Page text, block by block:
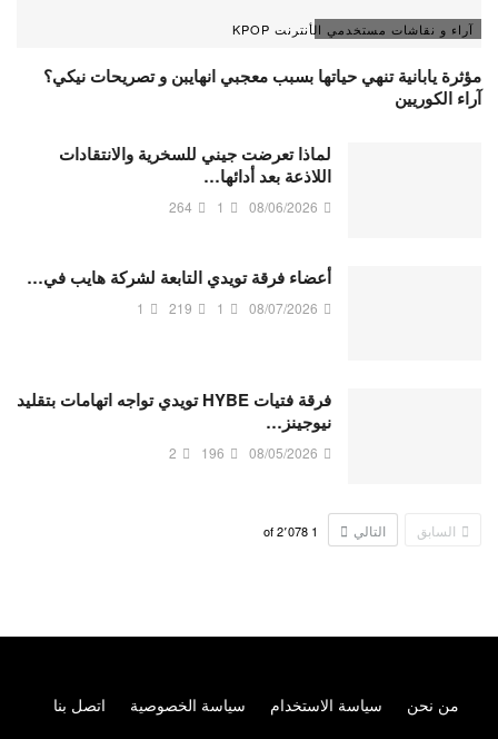
آراء و نقاشات مستخدمي الأنترنت KPOP
مؤثرة يابانية تنهي حياتها بسبب معجبي انهايبن و تصريحات نيكي؟
آراء الكوريين
لماذا تعرضت جيني للسخرية والانتقادات
اللاذعة بعد أدائها…
08/06/2026
1
264
أعضاء فرقة تويدي التابعة لشركة هايب في…
08/07/2026
1
219
1
فرقة فتيات HYBE تويدي تواجه اتهامات بتقليد
نيوجينز…
08/05/2026
196
2
السابق التالي 1 2٬078
من نحن سياسة الاستخدام سياسة الخصوصية اتصل بنا